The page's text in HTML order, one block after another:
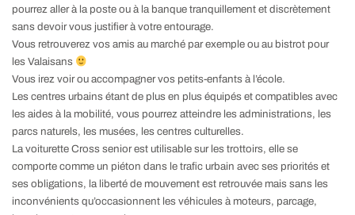
pourrez aller à la poste ou à la banque tranquillement et discrètement
sans devoir vous justifier à votre entourage.
Vous retrouverez vos amis au marché par exemple ou au bistrot pour
les Valaisans
Vous irez voir ou accompagner vos petits-enfants à l’école.
Les centres urbains étant de plus en plus équipés et compatibles avec
les aides à la mobilité, vous pourrez atteindre les administrations, les
parcs naturels, les musées, les centres culturelles.
La voiturette Cross senior est utilisable sur les trottoirs, elle se
comporte comme un piéton dans le trafic urbain avec ses priorités et
ses obligations, la liberté de mouvement est retrouvée mais sans les
inconvénients qu’occasionnent les véhicules à moteurs, parcage,